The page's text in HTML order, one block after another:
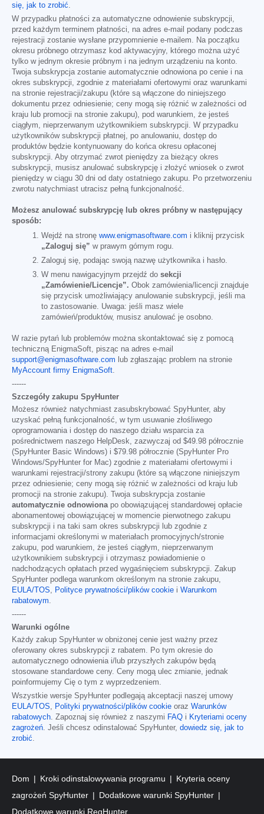
się, jak to zrobić.
W przypadku płatności za automatyczne odnowienie subskrypcji,
przed każdym terminem płatności, na adres e-mail podany podczas
rejestracji zostanie wysłane przypomnienie e-mailem. Na początku
okresu próbnego otrzymasz kod aktywacyjny, którego można użyć
tylko w jednym okresie próbnym i na jednym urządzeniu na konto.
Twoja subskrypcja zostanie automatycznie odnowiona po cenie i na
okres subskrypcji, zgodnie z materiałami ofertowymi oraz warunkami
na stronie rejestracji/zakupu (które są włączone do niniejszego
dokumentu przez odniesienie; ceny mogą się różnić w zależności od
kraju lub promocji na stronie zakupu), pod warunkiem, że jesteś
ciągłym, nieprzerwanym użytkownikiem subskrypcji. W przypadku
użytkowników subskrypcji płatnej, po anulowaniu, dostęp do
produktów będzie kontynuowany do końca okresu opłaconej
subskrypcji. Aby otrzymać zwrot pieniędzy za bieżący okres
subskrypcji, musisz anulować subskrypcję i złożyć wniosek o zwrot
pieniędzy w ciągu 30 dni od daty ostatniego zakupu. Po przetworzeniu
zwrotu natychmiast utracisz pełną funkcjonalność.
Możesz anulować subskrypcję lub okres próbny w następujący
sposób:
Wejdź na stronę www.enigmasoftware.com i kliknij przycisk
„Zaloguj się” w prawym górnym rogu.
Zaloguj się, podając swoją nazwę użytkownika i hasło.
W menu nawigacyjnym przejdź do sekcji
„Zamówienie/Licencje”. Obok zamówienia/licencji znajduje
się przycisk umożliwiający anulowanie subskrypcji, jeśli ma
to zastosowanie. Uwaga: jeśli masz wiele
zamówień/produktów, musisz anulować je osobno.
W razie pytań lub problemów można skontaktować się z pomocą
techniczną EnigmaSoft, pisząc na adres e-mail
support@enigmasoftware.com lub zgłaszając problem na stronie
MyAccount firmy EnigmaSoft.
------
Szczegóły zakupu SpyHunter
Możesz również natychmiast zasubskrybować SpyHunter, aby
uzyskać pełną funkcjonalność, w tym usuwanie złośliwego
oprogramowania i dostęp do naszego działu wsparcia za
pośrednictwem naszego HelpDesk, zazwyczaj od $49.98 półrocznie
(SpyHunter Basic Windows) i $79.98 półrocznie (SpyHunter Pro
Windows/SpyHunter for Mac) zgodnie z materiałami ofertowymi i
warunkami rejestracji/strony zakupu (które są włączone niniejszym
przez odniesienie; ceny mogą się różnić w zależności od kraju lub
promocji na stronie zakupu). Twoja subskrypcja zostanie
automatycznie odnowionapo obowiązującej standardowej opłacie
abonamentowej obowiązującej w momencie pierwotnego zakupu
subskrypcji i na taki sam okres subskrypcji lub zgodnie z
informacjami określonymi w materiałach promocyjnych/stronie
zakupu, pod warunkiem, że jesteś ciągłym, nieprzerwanym
użytkownikiem subskrypcji i otrzymasz powiadomienie o
nadchodzących opłatach przed wygaśnięciem subskrypcji. Zakup
SpyHunter podlega warunkom określonym na stronie zakupu,
EULA/TOS, Polityce prywatności/plików cookie i Warunkom
rabatowym.
------
Warunki ogólne
Każdy zakup SpyHunter w obniżonej cenie jest ważny przez
oferowany okres subskrypcji z rabatem. Po tym okresie do
automatycznego odnowienia i/lub przyszłych zakupów będą
stosowane standardowe ceny. Ceny mogą ulec zmianie, jednak
poinformujemy Cię o tym z wyprzedzeniem.
Wszystkie wersje SpyHunter podlegają akceptacji naszej umowy
EULA/TOS, Polityki prywatności/plików cookie oraz Warunków
rabatowych. Zapoznaj się również z naszymi FAQ i Kryteriami oceny
zagrożeń. Jeśli chcesz odinstalować SpyHunter, dowiedz się, jak to
zrobić.
Dom Kroki odinstalowywania programu
Kryteria oceny
zagrożeń SpyHunter
Dodatkowe warunki SpyHunter
Dodatkowe warunki RegHunter